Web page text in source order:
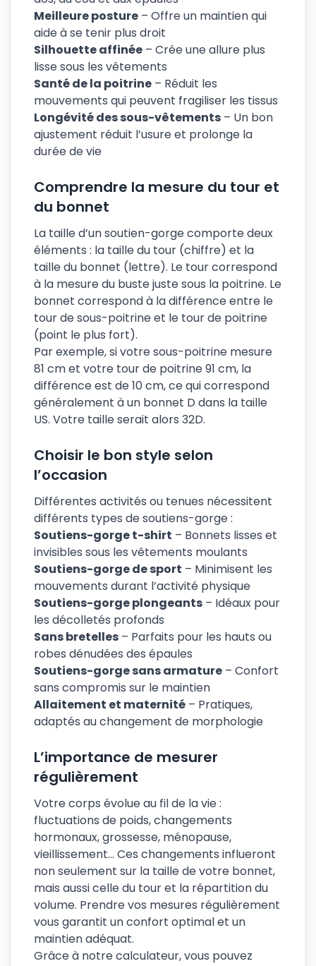
Meilleure posture – Offre un maintien qui
aide à se tenir plus droit
Silhouette affinée – Crée une allure plus
lisse sous les vêtements
Santé de la poitrine – Réduit les
mouvements qui peuvent fragiliser les tissus
Longévité des sous-vêtements – Un bon
ajustement réduit l’usure et prolonge la
durée de vie
Comprendre la mesure du tour et
du bonnet
La taille d’un soutien-gorge comporte deux
éléments : la taille du tour (chiffre) et la
taille du bonnet (lettre). Le tour correspond
à la mesure du buste juste sous la poitrine. Le
bonnet correspond à la différence entre le
tour de sous-poitrine et le tour de poitrine
(point le plus fort).
Par exemple, si votre sous-poitrine mesure
81 cm et votre tour de poitrine 91 cm, la
différence est de 10 cm, ce qui correspond
généralement à un bonnet D dans la taille
US. Votre taille serait alors 32D.
Choisir le bon style selon
l’occasion
Différentes activités ou tenues nécessitent
différents types de soutiens-gorge :
Soutiens-gorge t-shirt – Bonnets lisses et
invisibles sous les vêtements moulants
Soutiens-gorge de sport – Minimisent les
mouvements durant l’activité physique
Soutiens-gorge plongeants – Idéaux pour
les décolletés profonds
Sans bretelles – Parfaits pour les hauts ou
robes dénudées des épaules
Soutiens-gorge sans armature – Confort
sans compromis sur le maintien
Allaitement et maternité – Pratiques,
adaptés au changement de morphologie
L’importance de mesurer
régulièrement
Votre corps évolue au fil de la vie :
fluctuations de poids, changements
hormonaux, grossesse, ménopause,
vieillissement... Ces changements influeront
non seulement sur la taille de votre bonnet,
mais aussi celle du tour et la répartition du
volume. Prendre vos mesures régulièrement
vous garantit un confort optimal et un
maintien adéquat.
Grâce à notre calculateur, vous pouvez